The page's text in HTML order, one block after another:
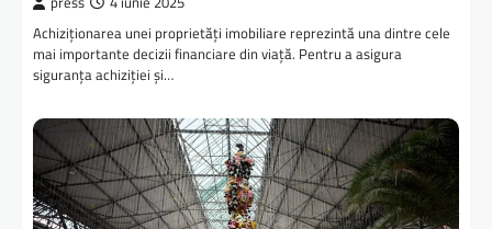
Achiziționarea unei proprietăți imobiliare reprezintă una dintre cele
mai importante decizii financiare din viață. Pentru a asigura
siguranța achiziției și…